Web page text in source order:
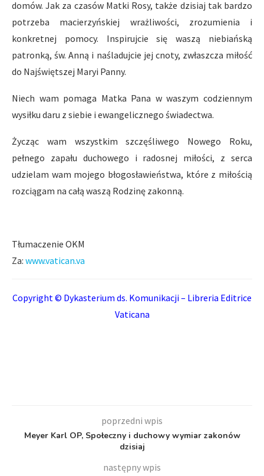
domów. Jak za czasów Matki Rosy, także dzisiaj tak bardzo
potrzeba macierzyńskiej wrażliwości, zrozumienia i
konkretnej pomocy. Inspirujcie się waszą niebiańską
patronką, św. Anną i naśladujcie jej cnoty, zwłaszcza miłość
do Najświętszej Maryi Panny.
Niech wam pomaga Matka Pana w waszym codziennym
wysiłku daru z siebie i ewangelicznego świadectwa.
Życząc wam wszystkim szczęśliwego Nowego Roku,
pełnego zapału duchowego i radosnej miłości, z serca
udzielam wam mojego błogosławieństwa, które z miłością
rozciągam na całą waszą Rodzinę zakonną.
Tłumaczenie OKM
Za: www.vatican.va
Copyright © Dykasterium ds. Komunikacji – Libreria Editrice
Vaticana
poprzedni wpis
Meyer Karl OP, Społeczny i duchowy wymiar zakonów
dzisiaj
następny wpis